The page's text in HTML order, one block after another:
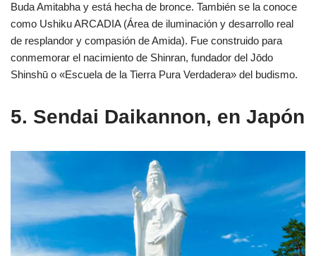
Buda Amitabha y está hecha de bronce. También se la conoce
como Ushiku ARCADIA (Área de iluminación y desarrollo real
de resplandor y compasión de Amida). Fue construido para
conmemorar el nacimiento de Shinran, fundador del Jōdo
Shinshū o «Escuela de la Tierra Pura Verdadera» del budismo.
5. Sendai Daikannon, en Japón